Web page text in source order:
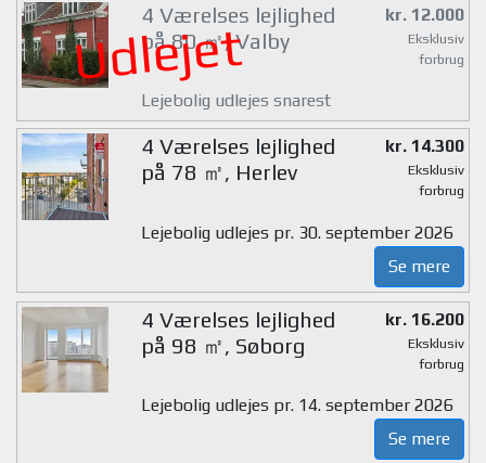
Udlejet
4 Værelses lejlighed
på 80 ㎡, Valby
kr. 12.000
Eksklusiv
forbrug
Lejebolig udlejes snarest
4 Værelses lejlighed
på 78 ㎡, Herlev
kr. 14.300
Eksklusiv
forbrug
Lejebolig udlejes pr. 30. september 2026
Se mere
4 Værelses lejlighed
på 98 ㎡, Søborg
kr. 16.200
Eksklusiv
forbrug
Lejebolig udlejes pr. 14. september 2026
Se mere